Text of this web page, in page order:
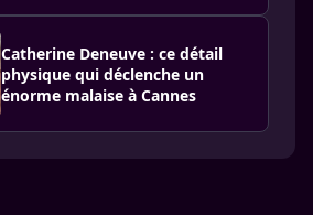
Catherine Deneuve : ce détail
physique qui déclenche un
énorme malaise à Cannes